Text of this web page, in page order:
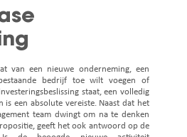
van een nieuwe onderneming, een
bedrijf toe wilt voegen of
staat, een volledig
is een absolute vereiste. Naast dat het
team dwingt om na te denken
geeft het ook antwoord op de